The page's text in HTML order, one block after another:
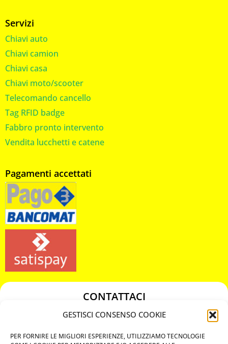
GESTISCI CONSENSO COOKIE
PER FORNIRE LE MIGLIORI ESPERIENZE, UTILIZZIAMO TECNOLOGIE
Servizi
Chiavi auto
Chiavi camion
Chiavi casa
Chiavi moto/scooter
Telecomando cancello
Tag RFID badge
Fabbro pronto intervento
Vendita lucchetti e catene
Pagamenti accettati
CONTATTACI
349 3863811